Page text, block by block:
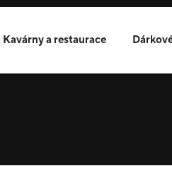
Kavárny a restaurace